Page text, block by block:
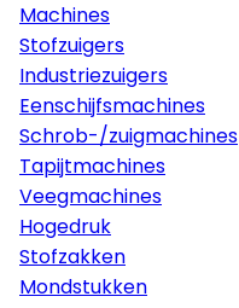
Machines
Stofzuigers
Industriezuigers
Eenschijfsmachines
Schrob-/zuigmachines
Tapijtmachines
Veegmachines
Hogedruk
Stofzakken
Mondstukken